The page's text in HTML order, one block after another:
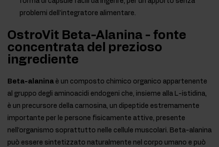
problemi dell'integratore alimentare.
OstroVit Beta-Alanina - fonte
concentrata del prezioso
ingrediente
Beta-alanina è un composto chimico organico appartenente
al gruppo degli aminoacidi endogeni che, insieme alla L-istidina,
è un precursore della carnosina, un dipeptide estremamente
importante per le persone fisicamente attive, presente
nell'organismo soprattutto nelle cellule muscolari. Beta-alanina
può essere sintetizzato naturalmente nel corpo umano e può